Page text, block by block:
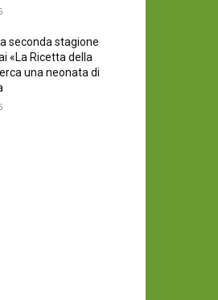
seconda stagione
«La Ricetta della
una neonata di